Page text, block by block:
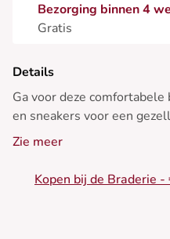
Bezorging binnen 4
Gratis
Details
Ga voor deze
en sneakers voor een
winter.
• Wijde broek
• Ruime pasvorm
Zie meer
Kopen bij de Braderie